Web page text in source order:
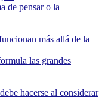
de pensar o la
más allá de la
las grandes
hacerse al considerar